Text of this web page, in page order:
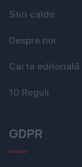
Stiri calde
Despre noi
Carta editorială
10 Reguli
GDPR